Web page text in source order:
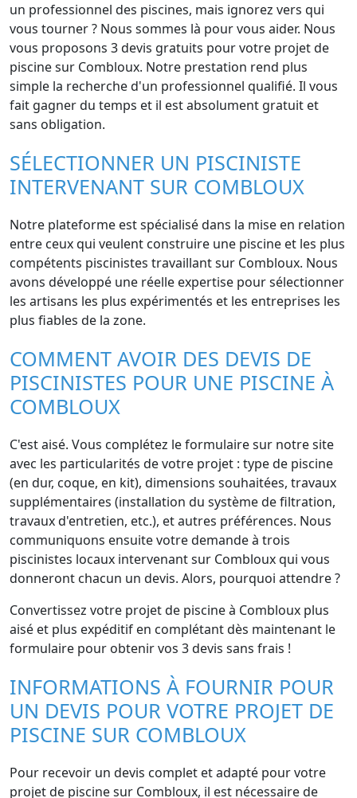
un professionnel des piscines, mais ignorez vers qui
vous tourner ? Nous sommes là pour vous aider. Nous
vous proposons 3 devis gratuits pour votre projet de
piscine sur Combloux. Notre prestation rend plus
simple la recherche d'un professionnel qualifié. Il vous
fait gagner du temps et il est absolument gratuit et
sans obligation.
SÉLECTIONNER UN PISCINISTE
INTERVENANT SUR COMBLOUX
Notre plateforme est spécialisé dans la mise en relation
entre ceux qui veulent construire une piscine et les plus
compétents piscinistes travaillant sur Combloux. Nous
avons développé une réelle expertise pour sélectionner
les artisans les plus expérimentés et les entreprises les
plus fiables de la zone.
COMMENT AVOIR DES DEVIS DE
PISCINISTES POUR UNE PISCINE À
COMBLOUX
C'est aisé. Vous complétez le formulaire sur notre site
avec les particularités de votre projet : type de piscine
(en dur, coque, en kit), dimensions souhaitées, travaux
supplémentaires (installation du système de filtration,
travaux d'entretien, etc.), et autres préférences. Nous
communiquons ensuite votre demande à trois
piscinistes locaux intervenant sur Combloux qui vous
donneront chacun un devis. Alors, pourquoi attendre ?
Convertissez votre projet de piscine à Combloux plus
aisé et plus expéditif en complétant dès maintenant le
formulaire pour obtenir vos 3 devis sans frais !
INFORMATIONS À FOURNIR POUR
UN DEVIS POUR VOTRE PROJET DE
PISCINE SUR COMBLOUX
Pour recevoir un devis complet et adapté pour votre
projet de piscine sur Combloux, il est nécessaire de